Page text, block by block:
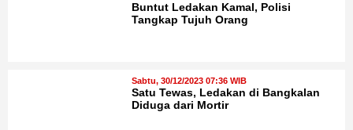
Buntut Ledakan Kamal, Polisi
Tangkap Tujuh Orang
Sabtu, 30/12/2023 07:36 WIB
Satu Tewas, Ledakan di Bangkalan
Diduga dari Mortir